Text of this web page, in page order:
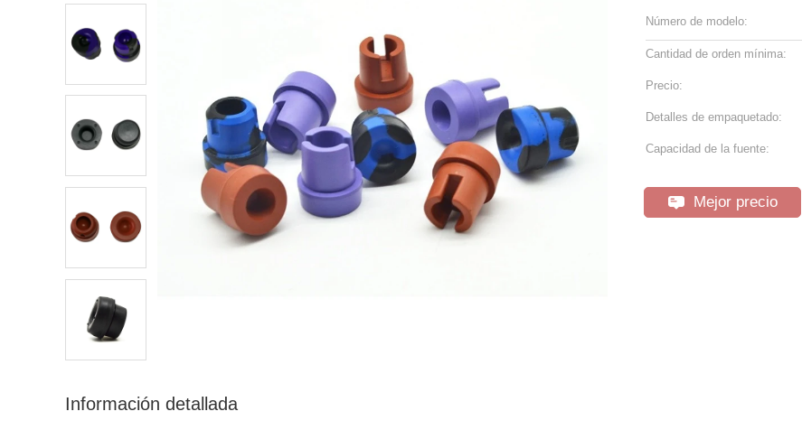
Número de modelo:
Cantidad de orden mínima:
Precio:
Detalles de empaquetado:
Capacidad de la fuente:
Mejor precio
Información detallada